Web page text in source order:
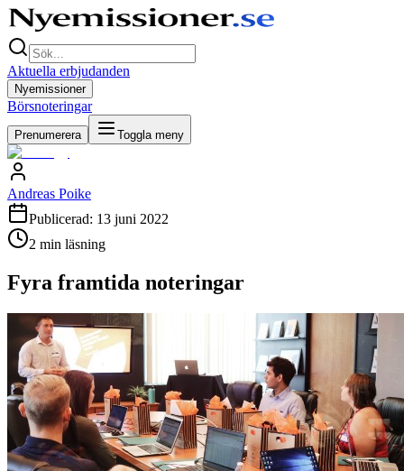
Aktuella erbjudanden
Nyemissioner
Börsnoteringar
Prenumerera Toggla meny
Andreas Poike
Publicerad: 13 juni 2022
2 min läsning
Fyra framtida noteringar